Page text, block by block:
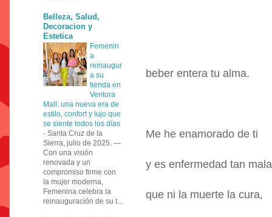
beber entera tu alma.
Me he enamorado de ti
y es enfermedad tan
que ni la muerte la cura,
Belleza, Salud,
Decoracion y
Estetica
Femenin
a
reinaugur
a su
tienda en
Ventura
Mall: una nueva era de
estilo, confort y lujo que
se siente todos los días
- Santa Cruz de la
Sierra, julio de 2025. —
Con una visión
renovada y un
compromiso firme con
la mujer moderna,
Femenina celebra la
reinauguración de su t...